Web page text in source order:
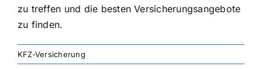
zu treffen und die besten Versicherungsangebote
zu finden.
KFZ-Versicherung